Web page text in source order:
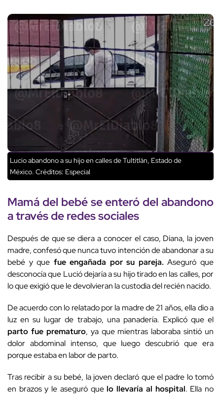
Lucio abandono a su hijo en calles de Tultitlán, Estado de
México. Créditos: Especial
Mamá del bebé se enteró del abandono
a través de redes sociales
Después de que se diera a conocer el caso, Diana, la joven
madre, confesó que nunca tuvo intención de abandonar a su
bebé y que fue engañada por su pareja. Aseguró que
desconocía que Lució dejaría a su hijo tirado en las calles, por
lo que exigió que le devolvieran la custodia del recién nacido.
De acuerdo con lo relatado por la madre de 21 años, ella dio a
luz en su lugar de trabajo, una panadería. Explicó que el
parto fue prematuro, ya que mientras laboraba sintió un
dolor abdominal intenso, que luego descubrió que era
porque estaba en labor de parto.
Tras recibir a su bebé, la joven declaró que el padre lo tomó
en brazos y le aseguró quelo llevaría al hospital. Ella no